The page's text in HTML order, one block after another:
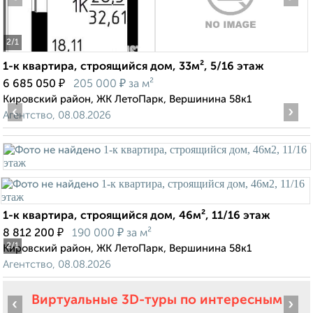
2/1
1-к квартира, строящийся дом, 33м², 5/16 этаж
6 685 050 ₽ 205 000 ₽ за м²
Кировский район, ЖК ЛетоПарк, Вершинина 58к1
Агентство, 08.08.2026
2/1
‹ ›
1-к квартира, строящийся дом, 46м², 11/16 этаж
8 812 200 ₽ 190 000 ₽ за м²
Кировский район, ЖК ЛетоПарк, Вершинина 58к1
Агентство, 08.08.2026
Виртуальные 3D-туры по интересным
‹ ›